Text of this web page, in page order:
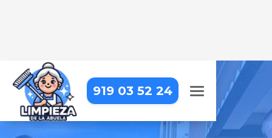
919 03 52 24
LIMPIEZA DE OFICINAS EN
BUSTARVIEJO